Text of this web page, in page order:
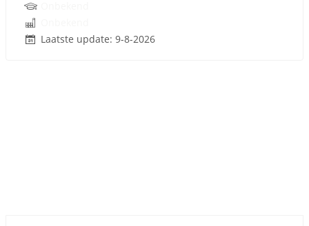
Laatste update: 9-8-2026